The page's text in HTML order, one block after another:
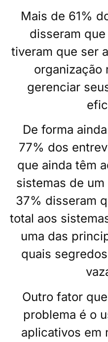
Mais de 61%
disseram
tiveram que ser
organização
gerenciar
De forma
77% dos
que ainda têm
sistemas de
37% disseram
total aos
uma das
quais
Outro fator
problema é o
aplicativos em